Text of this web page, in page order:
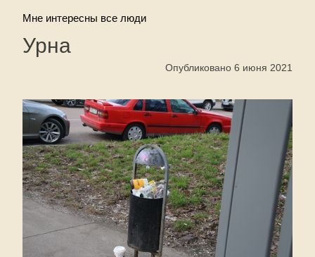
Мне интересны все люди
Урна
Опубликовано 6 июня 2021